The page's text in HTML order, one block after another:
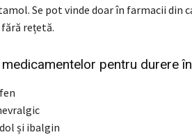
Se pot vinde doar în farmacii din
rețetă.
pentru durere
și ibalgin